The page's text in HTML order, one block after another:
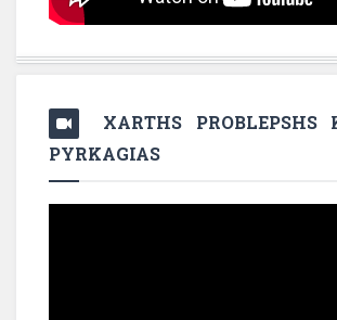
XARTHS PROBLEPSHS
PYRKAGIAS